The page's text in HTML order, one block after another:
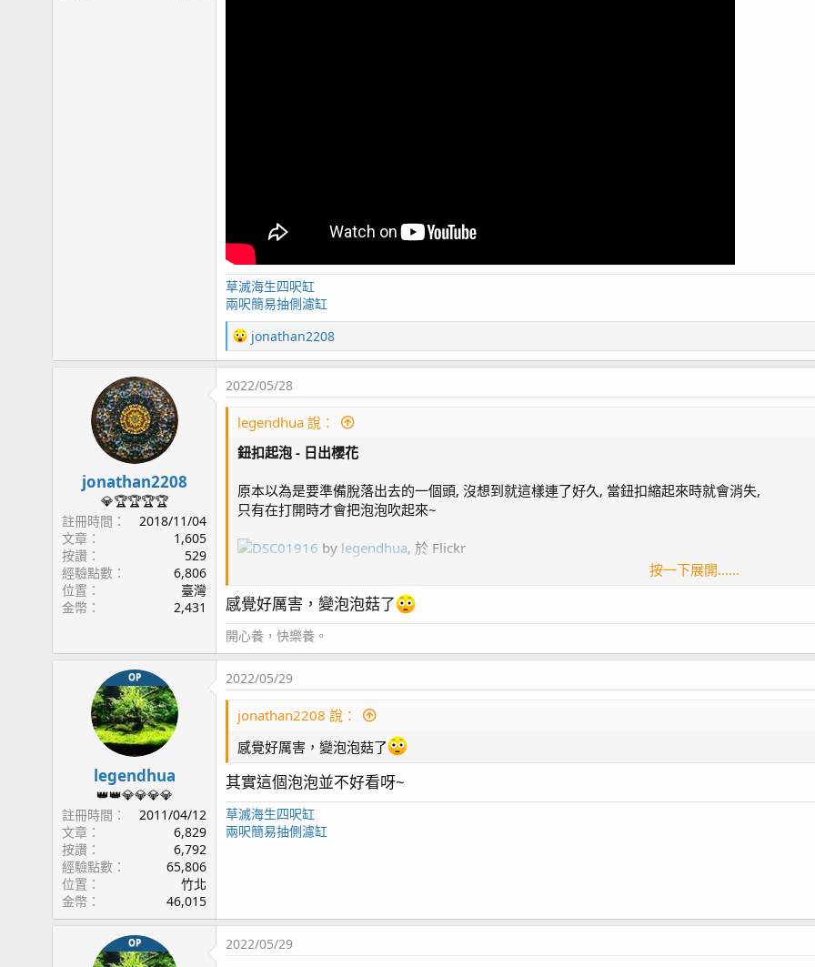
page31 一年半 / 骨綠色 / 一年七個月
page32 一年八個月更新 / 魚缸邊條 / 一年九個月更新 / 陽隧足噴發
page33 紅奶嘴成長記錄(2) / 一年十個月更新 / UNI700 損壞 / APEX Energy8
page34 糖果腦記錄(2) / 一年十一個月更新 / APEX WAV 罷工 / APEX EB832 不供電 / Kraken DC-6500 金屬墊
page37 燈罩改版 / KHA粉墨登場 / 燈具斷軸
page38 KHA & KHG / 兩年三個月
page39 魚隻點名 / 黃金蝦虎遇難
page41 珊瑚骨 / Tunze 3181 藻桶
page42 魚隻損失 / 雙蛙之舞
page43 Sony A7C / 雙骨PK戰
page44 近況影片/ 五爪貝的劫難 / 紅奶嘴海葵噴精 / 珊瑚打架
page45 草莓蛋糕
page46 奶嘴再分裂 / T5 預熱安定器損毀 / 粉藍登場
page47 垃圾海葵去除方案
page48 橘子 / 花園鰻
page49 鈕扣起泡 - 日出櫻花 / 缸內近況
page50 榔頭珊瑚
page52 珊瑚打架 / 綠長支
page53 再遊小琉球~
page54 Olympus TG6 / 綠長支倒塌
page55 三年三個月
page56 餵食 / 新片上架 / 草莓蛋糕(2) / 榔頭珊瑚(2)
page57 紅薑 / 拆骨
page58 隱藏區/ Acropora sp.生長記錄(3) / 燈光設定
page59 紅單包 / 溫度漲停板 / 雷達
page60 每日晨間餵食秀 / 金線蝦虎 / Tank Update(video) / 虎耳吞扣
page61 紅薑
page62 側濾缸系統 / 黃藍雙吊
page63 紅奶嘴噴精 again
page64 橘子也是會受傷
page68 陽隧足噴發 / 虎耳 / Tank Update(video)
草滅海生四呎缸
兩呎簡易抽側濾缸
R
e
a
c
i
n
：
jonathan2208
jonathan2208
💎🏆🏆🏆🏆
註冊時間
2018/11/04
文章
1,605
按讚
529
經驗點數
6,806
位置
臺灣
金幣
2,431
2022/05/28
legendhua 說：
鈕扣起泡 - 日出櫻花
原本以為是要準備脫落出去的一個頭, 沒想到就這樣連了好久, 當鈕扣縮起來時就會消失,
只有在打開時才會把泡泡吹起來~
DSC01916 by legendhua, 於 Flickr
按一下展開……
感覺好厲害，變泡泡菇了
開心養，快樂養。
OP
legendhua
👑👑💎💎💎💎
註冊時間
2011/04/12
文章
6,829
按讚
6,792
經驗點數
65,806
位置
竹北
金幣
46,015
2022/05/29
jonathan2208 說：
感覺好厲害，變泡泡菇了
其實這個泡泡並不好看呀~
草滅海生四呎缸
兩呎簡易抽側濾缸
OP 2022/05/29